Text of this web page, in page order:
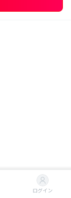
ログイン